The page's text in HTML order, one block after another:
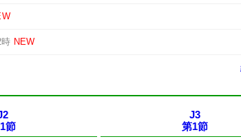
NEW
節
J3
第1節